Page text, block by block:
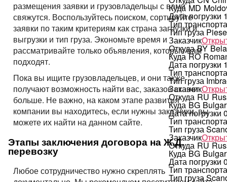
Куда MD
Дата погрузки
Тип транспорта
Тип груза
Заказчик
Откуда BY
Куда RO
Дата погрузки
Тип транспорта
Тип груза
Заказчик
Откуда RU
Куда BG
Дата погрузки
Тип транспорта
Тип груза
Заказчик
Откуда RU
Куда BG
Дата погрузки
Тип транспорта
Тип груза
размещения заявки и грузовладельцы с вами
свяжутся. Воспользуйтесь поиском, сортируйте
заявки по таким критериям как страна загрузки и
выгрузки и тип груза. Экономьте время и
рассматривайте только объявления, которые вам
подходят.
Пока вы ищите грузовладельцев, и они также
получают возможность найти вас, заказов станет
больше. Не важно, на каком этапе развития
компании вы находитесь, если нужны заказчики, вы
можете их найти на данном сайте.
Этапы заключения договора на Ж.Д.
перевозку
Любое сотрудничество нужно скреплять